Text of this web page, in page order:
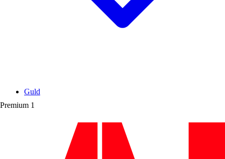
Premium 1
Guld